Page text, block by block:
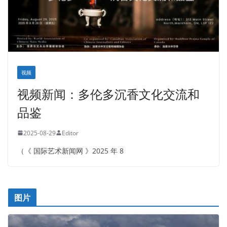
视频
视频新闻：多伦多沉香文化交流和
品鉴
2025-08-29 Editor
（《 国际艺术新闻网 》2025 年 8
图片